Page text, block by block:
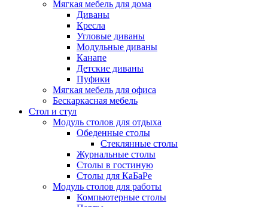
Мягкая мебель для дома
Диваны
Кресла
Угловые диваны
Модульные диваны
Канапе
Детские диваны
Пуфики
Мягкая мебель для офиса
Бескаркасная мебель
Стол и стул
Модуль столов для отдыха
Обеденные столы
Стеклянные столы
Журнальные столы
Столы в гостиную
Столы для КаБаРе
Модуль столов для работы
Компьютерные столы